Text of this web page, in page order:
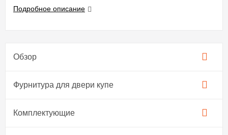
Подробное описание
Обзор
Фурнитура для двери купе​
Комплектующие